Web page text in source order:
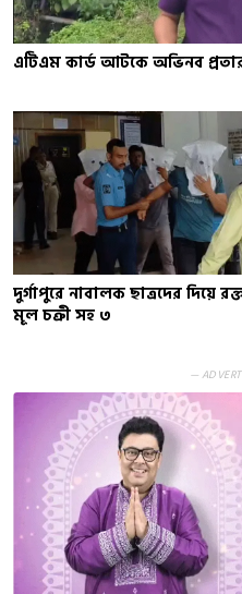
এটিএম কার্ড আটকে অভিনব
দুর্গাপুরে নাবালক ছাত্রদের দিয়ে
মূল চক্রী সহ ৩
—